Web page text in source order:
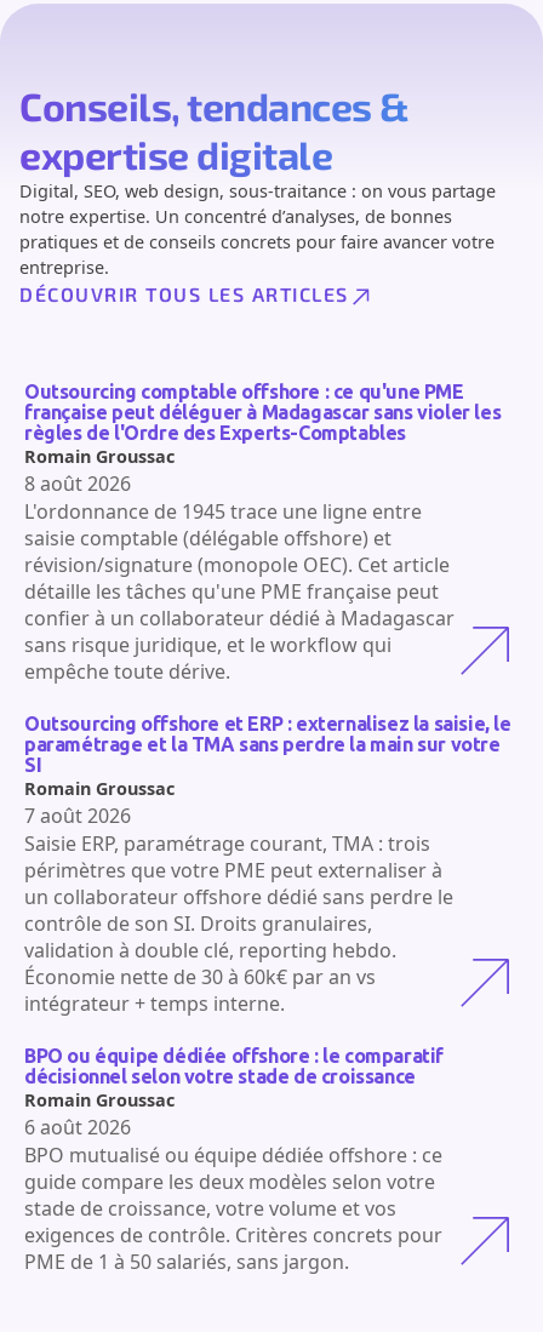
Conseils, tendances &
expertise digitale
Digital, SEO, web design, sous-traitance : on vous partage
notre expertise. Un concentré d’analyses, de bonnes
pratiques et de conseils concrets pour faire avancer votre
entreprise.
DÉCOUVRIR TOUS LES ARTICLES
Outsourcing comptable offshore : ce qu'une PME
française peut déléguer à Madagascar sans violer les
règles de l'Ordre des Experts-Comptables
L'ordonnance de 1945 trace une ligne entre
saisie comptable (délégable offshore) et
révision/signature (monopole OEC). Cet article
détaille les tâches qu'une PME française peut
confier à un collaborateur dédié à Madagascar
sans risque juridique, et le workflow qui
empêche toute dérive.
Romain Groussac
8 août 2026
Outsourcing offshore et ERP : externalisez la saisie, le
paramétrage et la TMA sans perdre la main sur votre
SI
Saisie ERP, paramétrage courant, TMA : trois
périmètres que votre PME peut externaliser à
un collaborateur offshore dédié sans perdre le
contrôle de son SI. Droits granulaires,
validation à double clé, reporting hebdo.
Économie nette de 30 à 60k€ par an vs
intégrateur + temps interne.
Romain Groussac
7 août 2026
BPO ou équipe dédiée offshore : le comparatif
décisionnel selon votre stade de croissance
BPO mutualisé ou équipe dédiée offshore : ce
guide compare les deux modèles selon votre
stade de croissance, votre volume et vos
exigences de contrôle. Critères concrets pour
PME de 1 à 50 salariés, sans jargon.
Romain Groussac
6 août 2026